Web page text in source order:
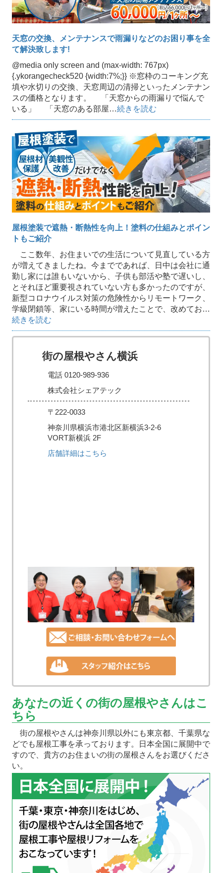
天窓の交換、メンテナンスで雨漏りなどのお困り事を全
て解決致します!
@media only screen and (max-width: 767px)
{.ykorangecheck520 {width:7%;}} ※窓枠のコーキング充
填や水切りの交換、天窓周辺の清掃といったメンテナン
スの価格となります。 「天窓からの雨漏りで悩んで
いる」 「天窓のある部屋…続きを読む
屋根塗装で遮熱・断熱性を向上！塗料の仕組みとポイン
トもご紹介
ここ数年、お住まいでの生活について見直している方
が増えてきましたね。今までであれば、日中は会社に通
勤し家には誰もいないから、子供も部活や塾で遅いし、
とそれほど重要視されていない方も多かったのですが、
新型コロナウイルス対策の危険性からリモートワーク、
学級閉鎖等、家にいる時間が増えたことで、改めてお…
続きを読む
街の屋根やさん横浜
電話 0120-989-936
株式会社シェアテック
〒222-0033
神奈川県横浜市港北区新横浜3-2-6
VORT新横浜 2F
店舗詳細はこちら
あなたの近くの街の屋根やさんはこ
ちら
街の屋根やさんは神奈川県以外にも東京都、千葉県な
どでも屋根工事を承っております。日本全国に展開中で
すので、貴方のお住まいの街の屋根さんをお選びくださ
い。